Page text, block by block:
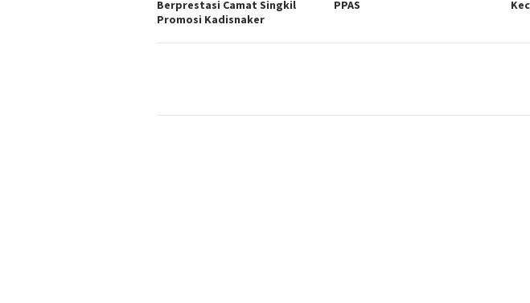
Berprestasi Camat Singkil
Promosi Kadisnaker
PPAS